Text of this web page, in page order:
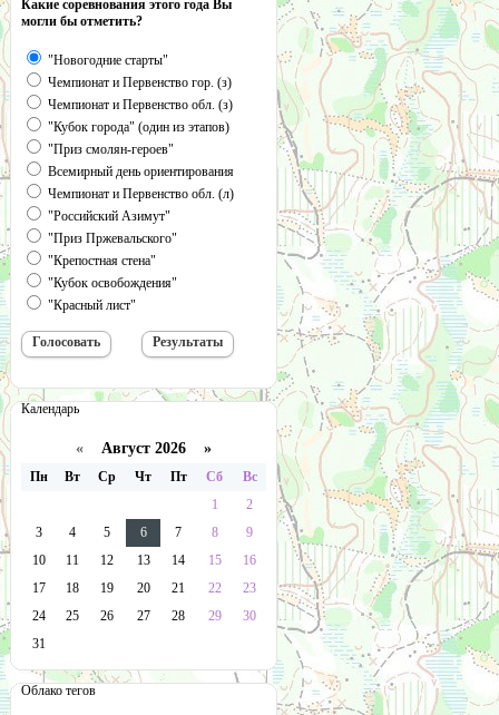
Какие соревнования этого года Вы
могли бы отметить?
"Новогодние старты"
Чемпионат и Первенство гор. (з)
Чемпионат и Первенство обл. (з)
"Кубок города" (один из этапов)
"Приз смолян-героев"
Всемирный день ориентирования
Чемпионат и Первенство обл. (л)
"Российский Азимут"
"Приз Пржевальского"
"Крепостная стена"
"Кубок освобождения"
"Красный лист"
Календарь
« Август 2026 »
Пн Вт Ср Чт Пт Сб
Вс
1
2
3
4 5 6 7 8
9
10
11 12 13 14 15
16
17
18 19 20 21 22
23
24
25 26 27 28 29
30
31
Облако тегов